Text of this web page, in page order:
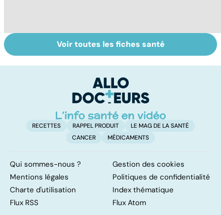
Médecins
étrangers : des
Tout savoir sur
les infections
Voir toutes les fiches santé
RECETTES RAPPEL PRODUIT
LE MAG DE LA SANTÉ
CANCER
MÉDICAMENTS
Qui sommes-nous ?
Gestion des cookies
Mentions légales
Politiques de confidentialité
Charte d'utilisation
Index thématique
Flux RSS
Flux Atom